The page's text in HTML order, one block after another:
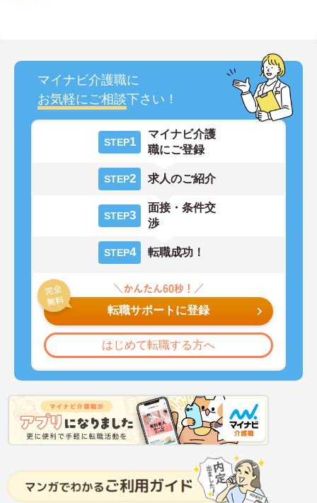
マイナビ介護職に
お気軽にご相談下さい！
STEP1
マイナビ介護
職にご登録
STEP2 求人のご紹介
STEP3
面接・条件交
渉
STEP4 転職成功！
転職サポートに登録
はじめて転職する方へ